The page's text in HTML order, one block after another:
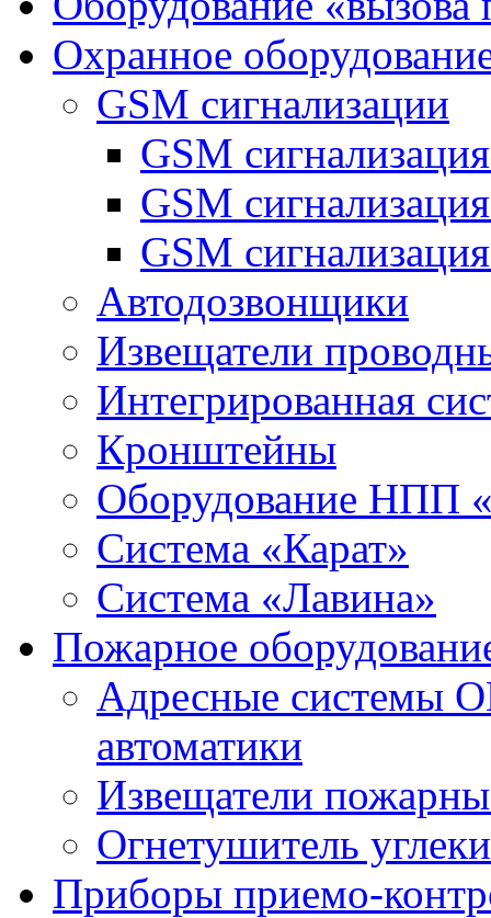
Охранное
GSM сигнализации
GSM
GSM
GSM
Автодозвонщики
Извещатели
Интегрированная
Кронштейны
Оборудование НПП
Система «Карат»
Система «Лавина»
Пожарное
Адресные системы
автоматики
Извещатели
Огнетушитель
Приборы приемо-